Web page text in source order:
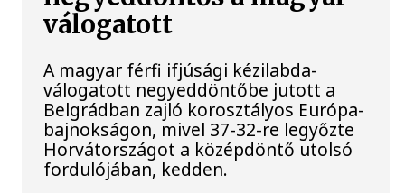
válogatott
A magyar férfi ifjúsági kézilabda-
válogatott negyeddöntőbe jutott a
Belgrádban zajló korosztályos Európa-
bajnokságon, mivel 37-32-re legyőzte
Horvátországot a középdöntő utolsó
fordulójában, kedden.